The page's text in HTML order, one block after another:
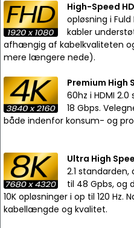
High-Speed
opløsning i Fuld
kabler
afhængig af kabelkvaliteten
mere længere nede).
Premium High
60hz i HDMI
18 Gbps.
både indenfor konsum- og
Ultra High
2.1
til 48 Gpbs, og
10K opløsninger i op til 120
kabellængde og kvalitet.